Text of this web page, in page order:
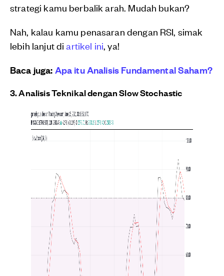
strategi kamu berbalik arah. Mudah bukan?
Nah, kalau kamu penasaran dengan RSI, simak
lebih lanjut diartikel ini , ya!
Baca juga:Apa itu Analisis Fundamental Saham?
3. Analisis Teknikal dengan Slow Stochastic